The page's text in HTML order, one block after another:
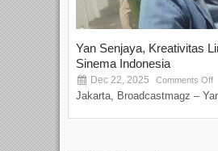
Yan Senjaya, Kreativitas
Sinema Indonesia
Dec 22, 2025 Comments Off
Jakarta, Broadcastmagz –